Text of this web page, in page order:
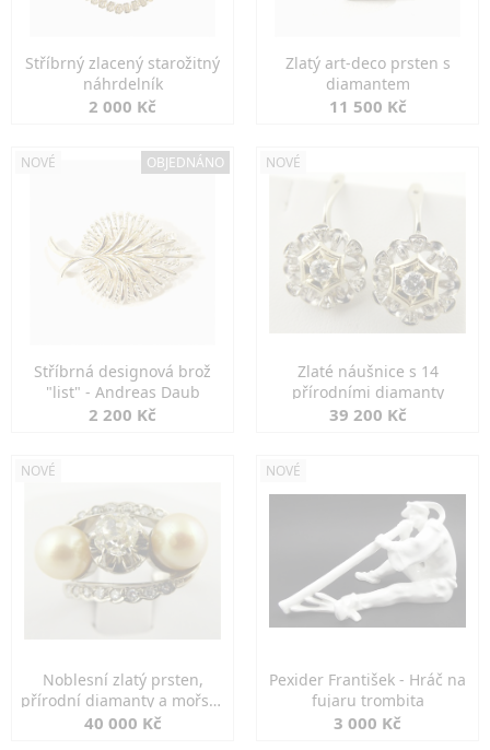
Stříbrný zlacený starožitný
náhrdelník
2 000 Kč
Zlatý art-deco prsten s
diamantem
11 500 Kč
NOVÉ OBJEDNÁNO
Stříbrná designová brož
"list" - Andreas Daub
2 200 Kč
NOVÉ
Zlaté náušnice s 14
přírodními diamanty
39 200 Kč
NOVÉ
Noblesní zlatý prsten,
přírodní diamanty a mořské
perly
40 000 Kč
NOVÉ
Pexider František - Hráč na
fujaru trombita
3 000 Kč